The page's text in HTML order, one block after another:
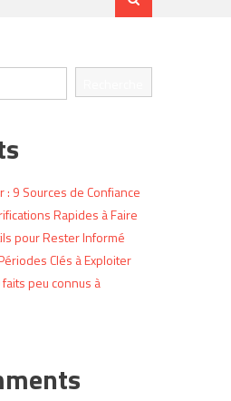
: 9 Sources de Confiance
Rapides à Faire
pour Rester Informé
Clés à Exploiter
peu connus à